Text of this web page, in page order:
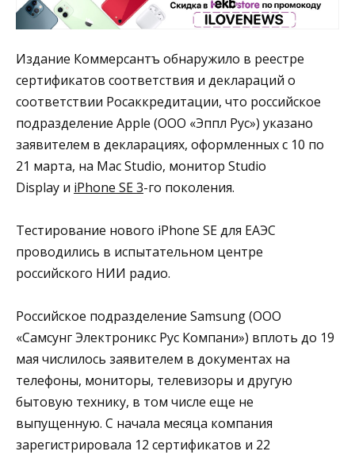
Издание Коммерсантъ обнаружило в реестре
сертификатов соответствия и деклараций о
соответствии Росаккредитации, что российское
подразделение Apple (ООО «Эппл Рус») указано
заявителем в декларациях, оформленных с 10 по
21 марта, на Mac Studio, монитор Studio
Display и iPhone SE 3-го поколения.
Тестирование нового iPhone SE для ЕАЭС
проводились в испытательном центре
российского НИИ радио.
Российское подразделение Samsung (ООО
«Самсунг Электроникс Рус Компани») вплоть до 19
мая числилось заявителем в документах на
телефоны, мониторы, телевизоры и другую
бытовую технику, в том числе еще не
выпущенную. С начала месяца компания
зарегистрировала 12 сертификатов и 22